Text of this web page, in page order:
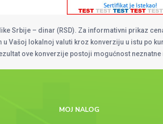
Srbije – dinar (RSD). Za informativni prikaz
u Vašoj lokalnoj valuti kroz konverziju u istu po
ove konverzije postoji mogućnost
MOJ NALOG